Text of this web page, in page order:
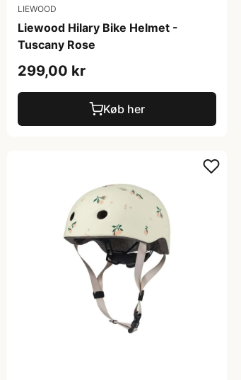
LIEWOOD
Liewood Hilary Bike Helmet -
Tuscany Rose
299,00 kr
Køb her